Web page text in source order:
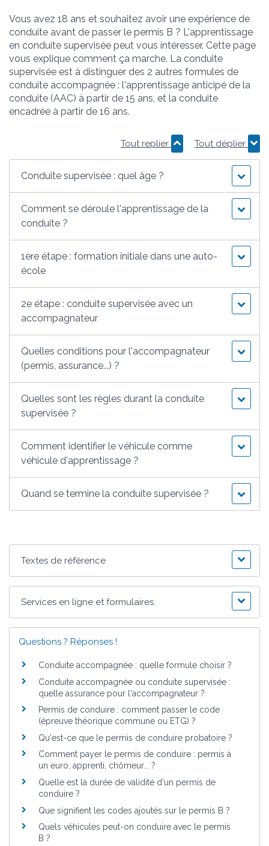
Vous avez 18 ans et souhaitez avoir une expérience de
conduite avant de passer le permis B ? L'apprentissage
en conduite supervisée peut vous intéresser. Cette page
vous explique comment ça marche. La conduite
supervisée est à distinguer des 2 autres formules de
conduite accompagnée : l'apprentissage anticipé de la
conduite (AAC) à partir de 15 ans, et la conduite
encadrée à partir de 16 ans.
Tout replier Tout déplier
Conduite supervisée : quel âge ?
Comment se déroule l'apprentissage de la
conduite ?
1ère étape : formation initiale dans une auto-
école
2e étape : conduite supervisée avec un
accompagnateur
Quelles conditions pour l'accompagnateur
(permis, assurance...) ?
Quelles sont les règles durant la conduite
supervisée ?
Comment identifier le véhicule comme
véhicule d'apprentissage ?
Quand se termine la conduite supervisée ?
Textes de référence
Services en ligne et formulaires
Questions ? Réponses !
Conduite accompagnée : quelle formule choisir ?
Conduite accompagnée ou conduite supervisée :
quelle assurance pour l'accompagnateur ?
Permis de conduire : comment passer le code
(épreuve théorique commune ou ETG) ?
Qu'est-ce que le permis de conduire probatoire ?
Comment payer le permis de conduire : permis à
un euro, apprenti, chômeur... ?
Quelle est la durée de validité d'un permis de
conduire ?
Que signifient les codes ajoutés sur le permis B ?
Quels véhicules peut-on conduire avec le permis
B ?